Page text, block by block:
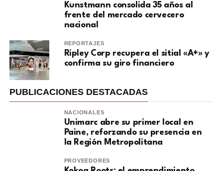
Kunstmann consolida 35 años al
frente del mercado cervecero
nacional
REPORTAJES
Ripley Corp recupera el sitial «A+» y
confirma su giro financiero
PUBLICACIONES DESTACADAS
NACIONALES
Unimarc abre su primer local en
Paine, reforzando su presencia en
la Región Metropolitana
PROVEEDORES